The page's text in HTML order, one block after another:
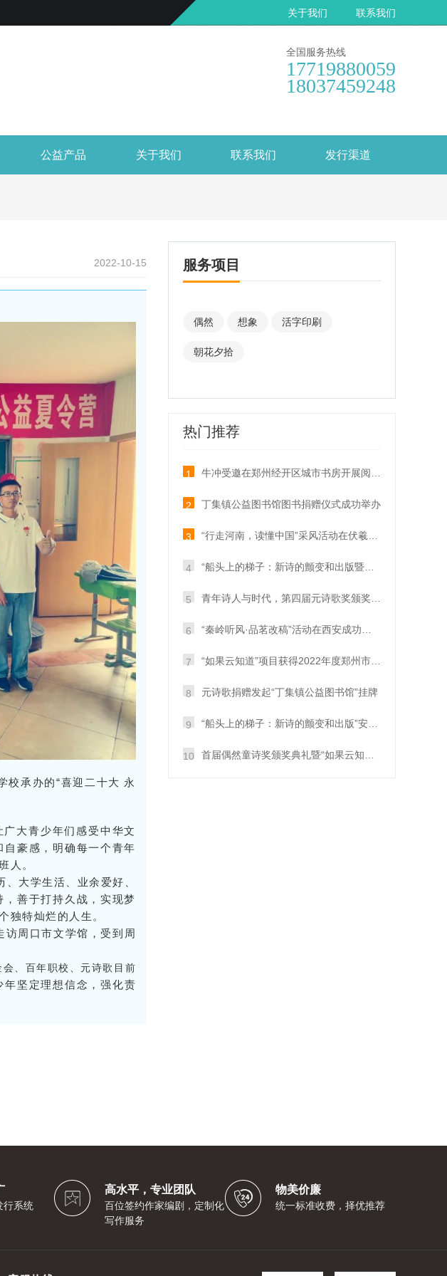
关于我们 联系我们
全国服务热线
17719880059
18037459248
公益产品 关于我们 联系我们 发行渠道
2022-10-15
承办的“喜迎二十大 永
大青少年们感受中华文
豪感，明确每一个青年
人。
大学生活、业余爱好、
善于打持久战，实现梦
独特灿烂的人生。
周口市文学馆，受到周
、百年职校、元诗歌目前
年坚定理想信念，强化责
服务项目
偶然 想象 活字印刷
朝花夕拾
热门推荐
1
2 丁集镇公益图书馆图书捐赠仪式成功举办
3
4
5
6
7
8 元诗歌捐赠发起“丁集镇公益图书馆”挂牌
9
10
行系统
高水平，专业团队
百位签约作家编剧，定制化
写作服务
物美价廉
统一标准收费，择优推荐